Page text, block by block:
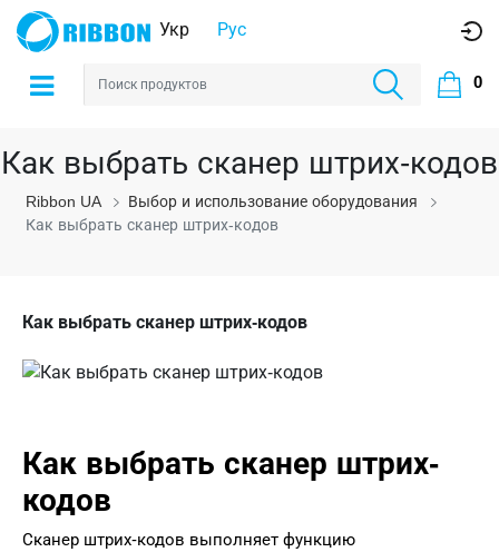
Укр Рус
0
Как выбрать сканер штрих-кодов
Ribbon UA
Выбор и использование оборудования
Как выбрать сканер штрих-кодов
Как выбрать сканер штрих-кодов
Как выбрать сканер штрих-
кодов
Сканер штрих-кодов выполняет функцию